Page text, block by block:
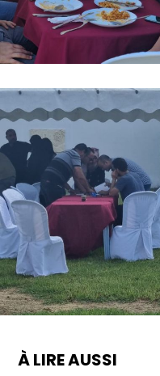
À LIRE AUSSI